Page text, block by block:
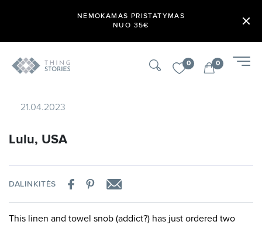
NEMOKAMAS PRISTATYMAS
NUO 35€
0 0
21.04.2023
Lulu, USA
DALINKITĖS
This linen and towel snob (addict?) has just ordered two